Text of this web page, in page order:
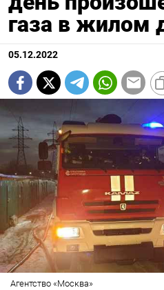
газа в жилом
05.12.2022
Агентство «Москва»